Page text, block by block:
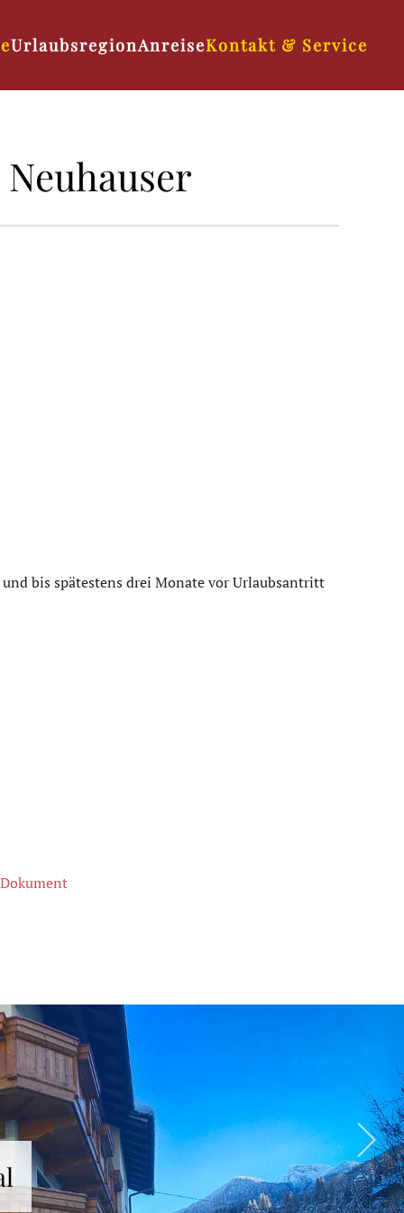
UrlaubsregionAnreiseKontakt & Service
bis spätestens drei Monate vor Urlaubsantritt